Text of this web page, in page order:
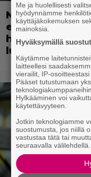
Nyt
ei ylitä
häpeä niiden
luvassa
Me ja huolellisesti
hyödynnämme
käyttäjäkokemuksen
mainoksia.
Hyväksymällä
Käytämme
laitteellesi
vierailit, IP-
Pääset tutustumaan
Hylkääminen voi
käytettävyyteen.
Jotkin teknologiamme
suostumusta, jos niillä
vastustaa tätä tai
seuraavalla välilehdellä.